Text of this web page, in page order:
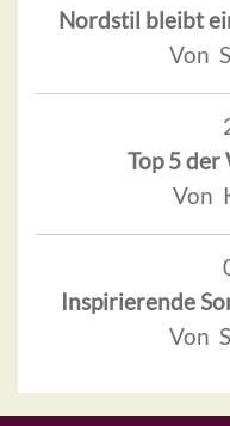
Nordstil bleibt
Von
Top 5
Von
Inspirierende
Von